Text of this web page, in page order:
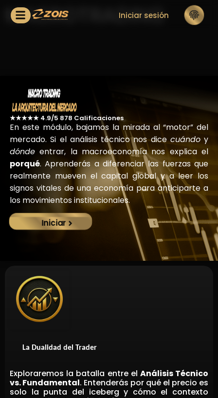
Iniciar sesión
MACROTRADING
★★★★★ 4.9/5 878 Calificaciones
En este módulo, bajamos la mirada al “motor” del
mercado. Si el análisis técnico nos dice cuándoy
dónde entrar, la macroeconomía nos explica el
porqué. Aprenderás a diferenciar las fuerzas que
realmente mueven el capital global y a leer los
signos vitales de una economía para anticiparte a
los movimientos institucionales.
Iniciar
La Dualidad del Trader
Exploraremos la batalla entre el Análisis Técnico
vs. Fundamental. Entenderás por qué el precio es
solo la punta del iceberg y cómo el contexto